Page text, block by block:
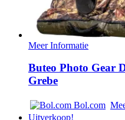
Meer Informatie
Buteo Photo Gear
Grebe
Bol.com
Uitverkoop!